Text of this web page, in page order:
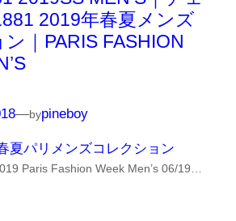
2019年春夏メンズ
｜PARIS FASHION
—bypineboy
夏パリメンズコレクション
Paris Fashion Week Men’s 06/19…